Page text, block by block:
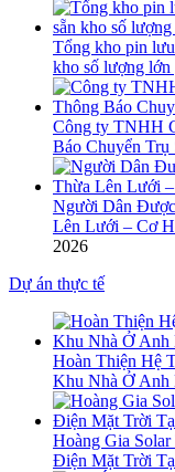
Tổng kho pin
kho số lượng lớn
Công ty TNHH
Báo Chuyển
Người Dân
Lên Lưới – Cơ
2026
Dự án thực tế
Hoàn Thiện Hệ
Khu Nhà Ở Anh
Hoàng Gia
Điện Mặt Trời